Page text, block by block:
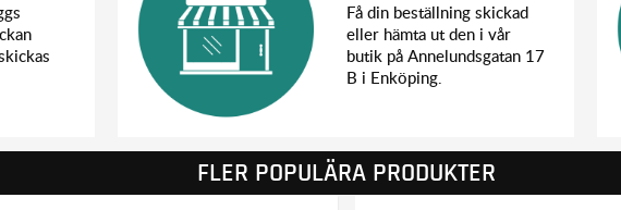
Få din beställning skickad
eller hämta ut den i vår
butik på Annelundsgatan 17
B i Enköping.
FLER POPULÄRA PRODUKTER